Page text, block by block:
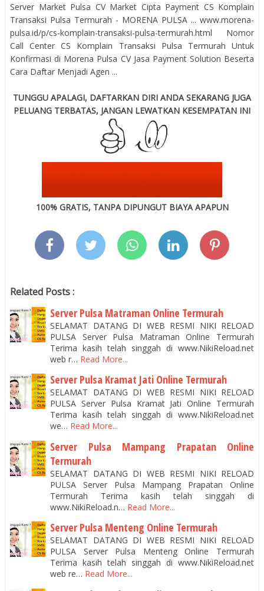
Server Market Pulsa CV Market Cipta Payment CS Komplain
Transaksi Pulsa Termurah - MORENA PULSA ... www.morena-
pulsa.id/p/cs-komplain-transaksi-pulsa-termurah.html Nomor
Call Center CS Komplain Transaksi Pulsa Termurah Untuk
Konfirmasi di Morena Pulsa CV Jasa Payment Solution Beserta
Cara Daftar Menjadi Agen ...
TUNGGU APALAGI, DAFTARKAN DIRI ANDA SEKARANG JUGA
PELUANG TERBATAS, JANGAN LEWATKAN KESEMPATAN INI
100% GRATIS, TANPA DIPUNGUT BIAYA APAPUN
Related Posts :
Server Pulsa Matraman Online Termurah
SELAMAT DATANG DI WEB RESMI NIKI RELOAD
PULSA Server Pulsa Matraman Online Termurah
Terima kasih telah singgah di www.NikiReload.net
web r… Read More...
Server Pulsa Kramat Jati Online Termurah
SELAMAT DATANG DI WEB RESMI NIKI RELOAD
PULSA Server Pulsa Kramat Jati Online Termurah
Terima kasih telah singgah di www.NikiReload.net
we… Read More...
Server Pulsa Mampang Prapatan Online
Termurah
SELAMAT DATANG DI WEB RESMI NIKI RELOAD
PULSA Server Pulsa Mampang Prapatan Online
Termurah Terima kasih telah singgah di
www.NikiReload.n… Read More...
Server Pulsa Menteng Online Termurah
SELAMAT DATANG DI WEB RESMI NIKI RELOAD
PULSA Server Pulsa Menteng Online Termurah
Terima kasih telah singgah di www.NikiReload.net
web re… Read More...